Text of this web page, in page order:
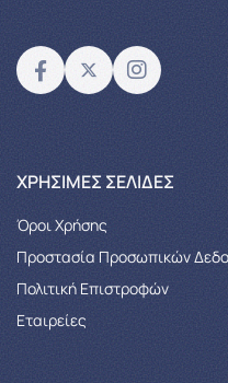
XΡΉΣΙΜΕΣ ΣΕΛΊΔΕΣ
Όροι Χρήσης
Προστασία Προσωπικών
Πολιτική Επιστροφών
Εταιρείες